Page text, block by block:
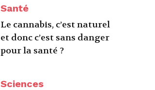
Santé
Le cannabis, c’est naturel
et donc c’est sans danger
pour la santé ?
Sciences